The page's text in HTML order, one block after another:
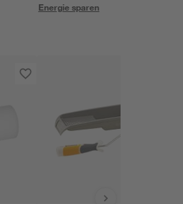
Energie sparen